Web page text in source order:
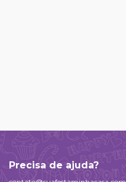
Precisa de ajuda?